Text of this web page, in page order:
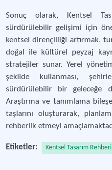
Sonuç olarak, Kentsel
sürdürülebilir gelişimi için
kentsel dirençliliği artırmak,
doğal ile kültürel peyzaj
stratejiler sunar. Yerel
şekilde kullanması,
sürdürülebilir bir geleceğe
Araştırma ve tanımlama
taşlarını oluşturarak,
rehberlik etmeyi
Etiketler: Kentsel Tasarım Rehberi